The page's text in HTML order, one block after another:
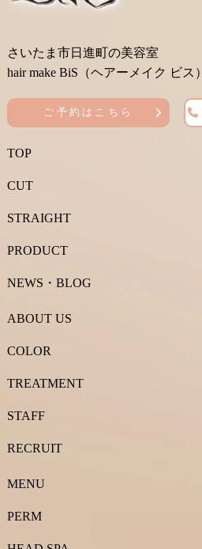
さいたま市日進町の美容室
hair make BiS（ヘアーメイク ビス）
ご予約はこちら
TOP
CUT
STRAIGHT
PRODUCT
NEWS・BLOG
ABOUT US
COLOR
TREATMENT
STAFF
RECRUIT
MENU
PERM